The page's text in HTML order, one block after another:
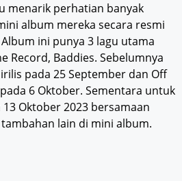
menarik perhatian banyak
album mereka secara resmi
ini punya 3 lagu utama
Record, Baddies. Sebelumnya
pada 25 September dan Off
6 Oktober. Sementara untuk
Oktober 2023 bersamaan
lain di mini album.